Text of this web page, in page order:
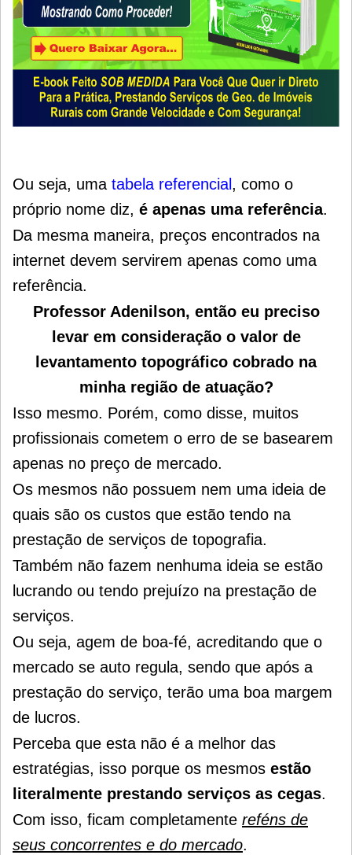
Ou seja, uma tabela referencial , como o
próprio nome diz, é apenas uma referência.
Da mesma maneira, preços encontrados na
internet devem servirem apenas como uma
referência.
Professor Adenilson, então eu preciso
levar em consideração o valor de
levantamento topográfico cobrado na
minha região de atuação?
Isso mesmo. Porém, como disse, muitos
profissionais cometem o erro de se basearem
apenas no preço de mercado.
Os mesmos não possuem nem uma ideia de
quais são os custos que estão tendo na
prestação de serviços de topografia.
Também não fazem nenhuma ideia se estão
lucrando ou tendo prejuízo na prestação de
serviços.
Ou seja, agem de boa-fé, acreditando que o
mercado se auto regula, sendo que após a
prestação do serviço, terão uma boa margem
de lucros.
Perceba que esta não é a melhor das
estratégias, isso porque os mesmos estão
literalmente prestando serviços as cegas.
Com isso, ficam completamente reféns de
seus concorrentes e do mercado.